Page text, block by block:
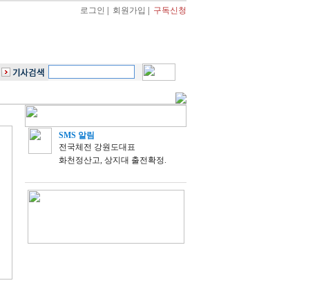
로그인 회원가입 구독신청
SMS 알림
전국체전 강원도대표
화천정산고, 상지대 출전확정.